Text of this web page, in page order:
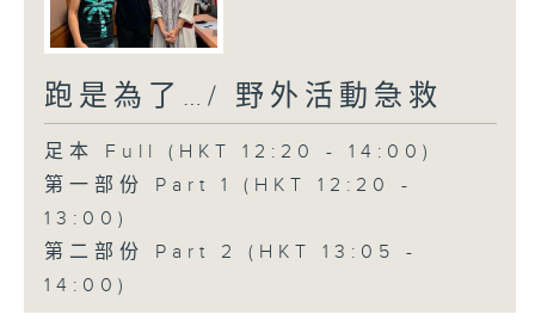
跑是為了…/ 野外活動急救
足本 Full (HKT 12:20 - 14:00)
第一部份 Part 1 (HKT 12:20 -
13:00)
第二部份 Part 2 (HKT 13:05 -
14:00)